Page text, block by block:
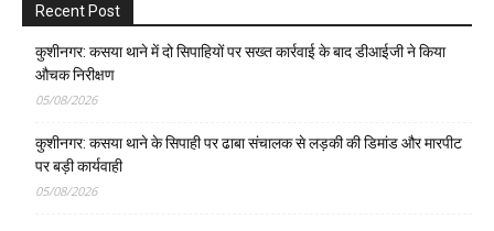
Recent Post
कुशीनगर: कसया थाने में दो सिपाहियों पर सख्त कार्रवाई के बाद डीआईजी ने किया
औचक निरीक्षण
05/08/2026
कुशीनगर: कसया थाने के सिपाही पर ढाबा संचालक से लड़की की डिमांड और मारपीट
पर बड़ी कार्यवाही
05/08/2026